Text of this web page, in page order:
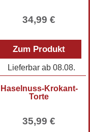
34,99 €
Zum Produkt
Lieferbar ab 08.08.
Haselnuss-Krokant-
Torte
35,99 €